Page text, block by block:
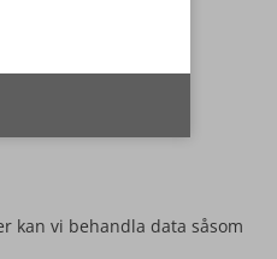
kan vi behandla data såsom